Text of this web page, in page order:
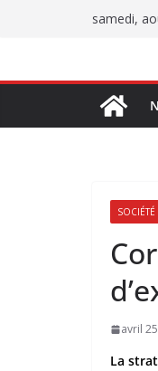
samedi,
SOCIÉTÉ
avril
La